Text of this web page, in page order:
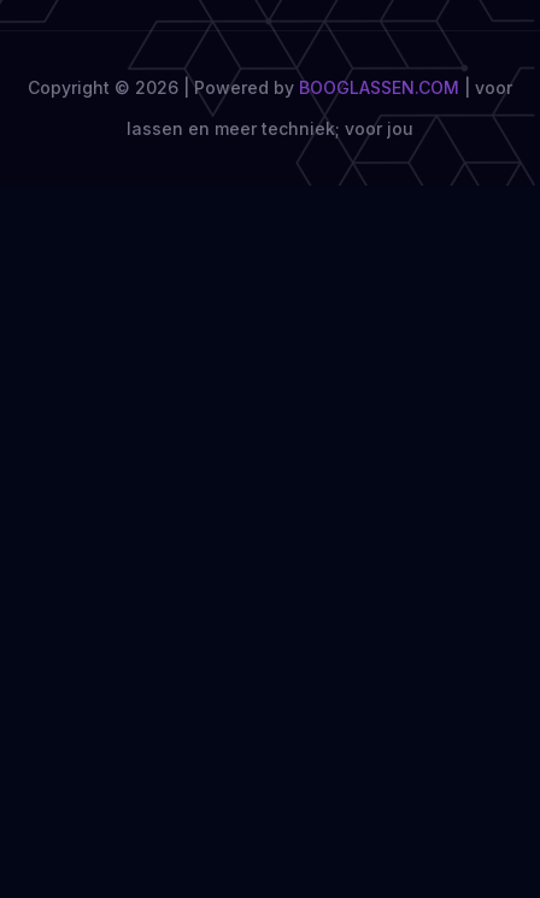
Copyright © 2026 | Powered by BOOGLASSEN.COM
voor
lassen en meer techniek; voor jou